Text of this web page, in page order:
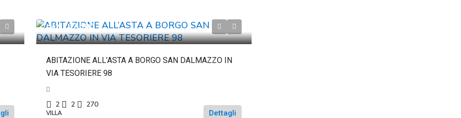
da€187.500
ABITAZIONE ALL’ASTA A BORGO SAN DALMAZZO IN
VIA TESORIERE 98
2 2 270
VILLA Dettagli